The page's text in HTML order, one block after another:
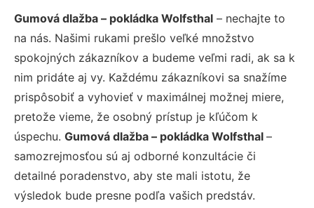
Gumová dlažba – pokládka Wolfsthal – nechajte to
na nás. Našimi rukami prešlo veľké množstvo
spokojných zákazníkov a budeme veľmi radi, ak sa k
nim pridáte aj vy. Každému zákazníkovi sa snažíme
prispôsobiť a vyhovieť v maximálnej možnej miere,
pretože vieme, že osobný prístup je kľúčom k
úspechu. Gumová dlažba – pokládka Wolfsthal –
samozrejmosťou sú aj odborné konzultácie či
detailné poradenstvo, aby ste mali istotu, že
výsledok bude presne podľa vašich predstáv.